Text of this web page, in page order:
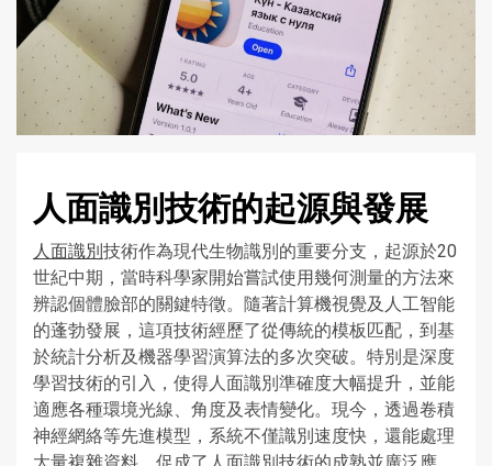
人面識別技術的起源與發展
人面識別技術作為現代生物識別的重要分支，起源於20
世紀中期，當時科學家開始嘗試使用幾何測量的方法來
辨認個體臉部的關鍵特徵。隨著計算機視覺及人工智能
的蓬勃發展，這項技術經歷了從傳統的模板匹配，到基
於統計分析及機器學習演算法的多次突破。特別是深度
學習技術的引入，使得人面識別準確度大幅提升，並能
適應各種環境光線、角度及表情變化。現今，透過卷積
神經網絡等先進模型，系統不僅識別速度快，還能處理
大量複雜資料，促成了人面識別技術的成熟並廣泛應